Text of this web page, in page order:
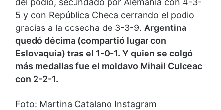
del podio, secundado por Alemania con 4-3-
5 y con República Checa cerrando el podio
gracias a la cosecha de 3-3-9. Argentina
quedó décima (compartió lugar con
Eslovaquia) tras el 1-0-1. Y quien se colgó
más medallas fue el moldavo Mihail Culceac
con 2-2-1.
Foto: Martina Catalano Instagram